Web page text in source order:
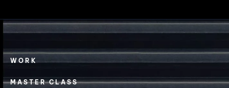
WORK
MASTER CLASS